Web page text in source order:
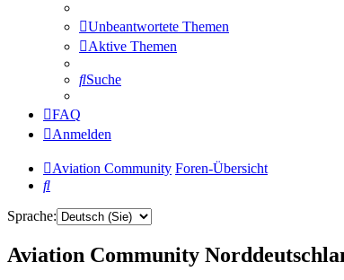
Unbeantwortete Themen
Aktive Themen
Suche
FAQ
Anmelden
Aviation Community Foren-Übersicht
Suche
Sprache:
Aviation Community